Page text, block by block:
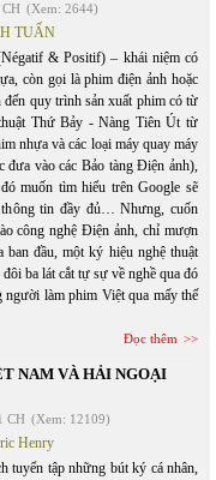
(Xem: 2644)
TUẤN
& Positif) – khái niệm có
còn gọi là phim điện ảnh hoặc
đến quy trình sản xuất phim có từ
Thứ Bảy - Nàng Tiên Út từ
nhựa và các loại máy quay máy
đưa vào các Bảo tàng Điện ảnh),
muốn tìm hiểu trên Google sẽ
tin đầy đủ… Nhưng, cuốn
công nghệ Điện ảnh, chỉ mượn
đầu, một ký hiệu nghệ thuật
ba lát cắt tự sự về nghề qua đó
làm phim Việt qua mấy thế
Đọc thêm
NAM VÀ HẢI NGOẠI
CH (Xem: 12109)
Henry
tuyển tập những bút ký cá nhân,